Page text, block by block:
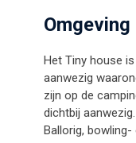
Omgeving
Het Tiny house
aanwezig
zijn op de
dichtbij
Ballorig,